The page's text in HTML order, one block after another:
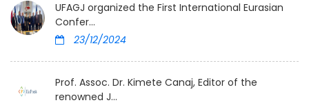
UFAGJ organized the First International Eurasian
Confer...
23/12/2024
Prof. Assoc. Dr. Kimete Canaj, Editor of the
renowned J...